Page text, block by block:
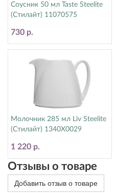
Соусник 50 мл Taste Steelite
(Стилайт) 11070575
730 р.
Молочник 285 мл Liv Steelite
(Стилайт) 1340X0029
1 220 р.
Отзывы о товаре
Добавить отзыв о товаре